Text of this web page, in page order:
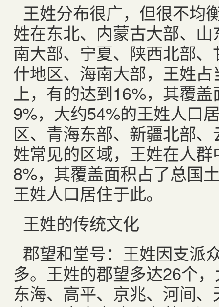
王姓分布很广，但很不均
姓在东北、内蒙古大部、
南大部、宁夏、陕西北部
什地区、海南大部，王姓
上，有的达到16%，其覆
9%，大约54%的王姓人口
区、青海东部、新疆北部
姓常见的区域，王姓在人
8%，其覆盖面积占了总国
王姓人口居住于此。
王姓的传统文化
郡望和堂号：王姓因支派
多。王姓的郡望多达26个
东海、高平、京兆、河间